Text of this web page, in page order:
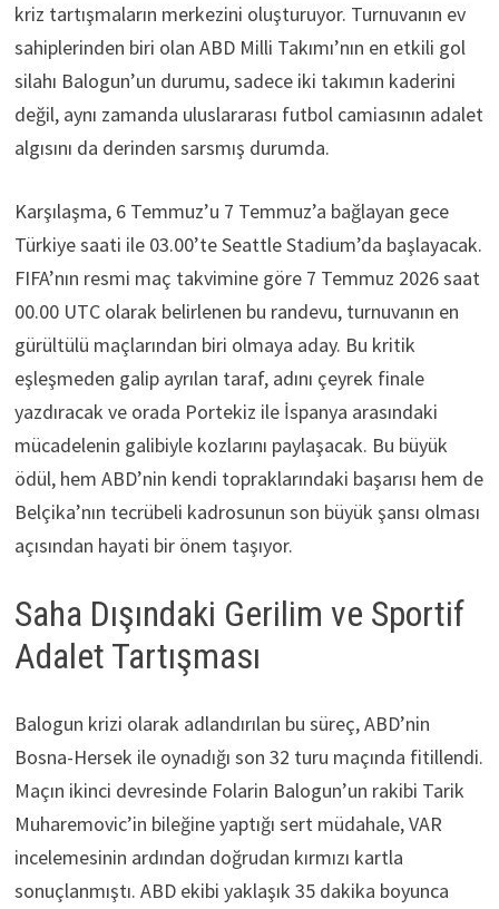
kriz tartışmaların merkezini oluşturuyor. Turnuvanın ev
sahiplerinden biri olan ABD Milli Takımı’nın en etkili gol
silahı Balogun’un durumu, sadece iki takımın kaderini
değil, aynı zamanda uluslararası futbol camiasının adalet
algısını da derinden sarsmış durumda.
Karşılaşma, 6 Temmuz’u 7 Temmuz’a bağlayan gece
Türkiye saati ile 03.00’te Seattle Stadium’da başlayacak.
FIFA’nın resmi maç takvimine göre 7 Temmuz 2026 saat
00.00 UTC olarak belirlenen bu randevu, turnuvanın en
gürültülü maçlarından biri olmaya aday. Bu kritik
eşleşmeden galip ayrılan taraf, adını çeyrek finale
yazdıracak ve orada Portekiz ile İspanya arasındaki
mücadelenin galibiyle kozlarını paylaşacak. Bu büyük
ödül, hem ABD’nin kendi topraklarındaki başarısı hem de
Belçika’nın tecrübeli kadrosunun son büyük şansı olması
açısından hayati bir önem taşıyor.
Saha Dışındaki Gerilim ve Sportif
Adalet Tartışması
Balogun krizi olarak adlandırılan bu süreç, ABD’nin
Bosna-Hersek ile oynadığı son 32 turu maçında fitillendi.
Maçın ikinci devresinde Folarin Balogun’un rakibi Tarik
Muharemovic’in bileğine yaptığı sert müdahale, VAR
incelemesinin ardından doğrudan kırmızı kartla
sonuçlanmıştı. ABD ekibi yaklaşık 35 dakika boyunca